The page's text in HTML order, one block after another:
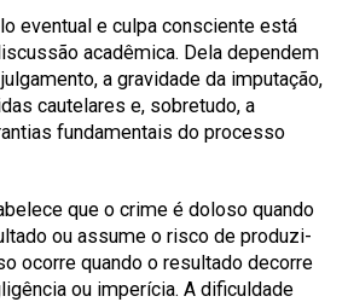
eventual e culpa consciente está
acadêmica. Dela dependem
a gravidade da imputação,
cautelares e, sobretudo, a
fundamentais do processo
que o crime é doloso quando
ou assume o risco de produzi-
ocorre quando o resultado decorre
ou imperícia. A dificuldade